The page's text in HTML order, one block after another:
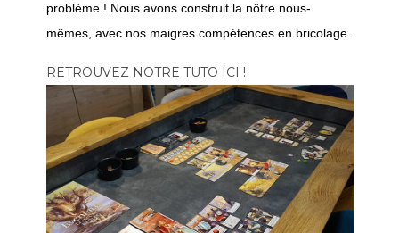
problème ! Nous avons construit la nôtre nous-
mêmes, avec nos maigres compétences en bricolage.
RETROUVEZ NOTRE TUTO ICI !